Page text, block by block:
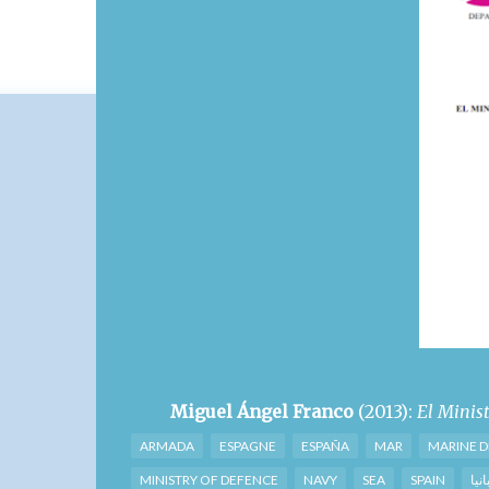
Miguel Ángel Franco (2013): El
ARMADA ESPAGNE ESPAÑA MAR MARINE
MINISTRY OF DEFENCE NAVY SEA SPAIN